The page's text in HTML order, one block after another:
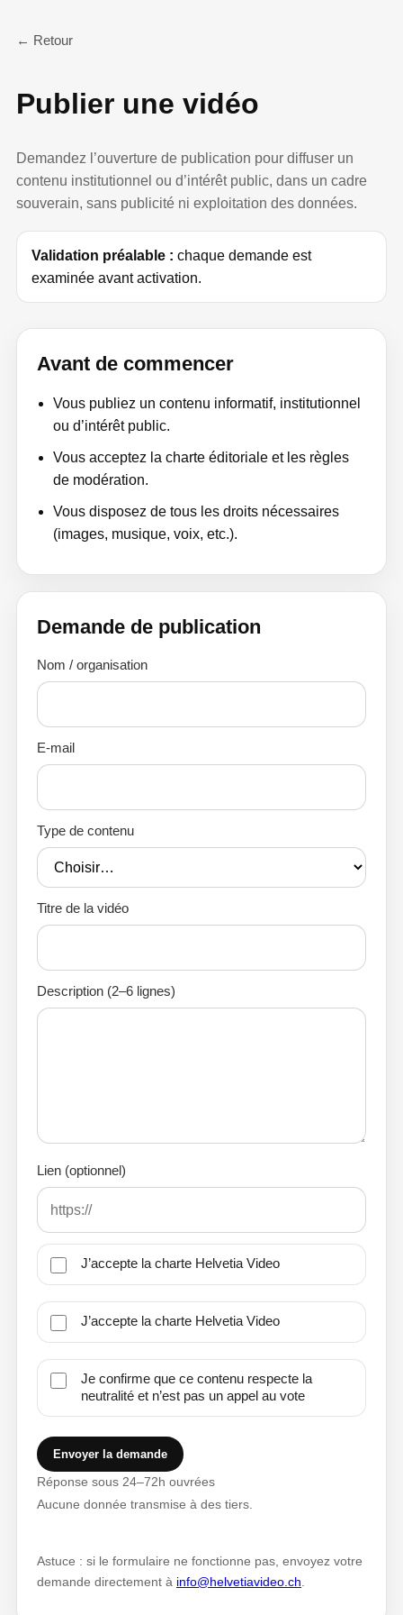
← Retour
Publier une vidéo
Demandez l’ouverture de publication pour diffuser un
contenu institutionnel ou d’intérêt public, dans un cadre
souverain, sans publicité ni exploitation des données.
Validation préalable : chaque demande est
examinée avant activation.
Avant de commencer
Vous publiez un contenu informatif, institutionnel
ou d’intérêt public.
Vous acceptez la charte éditoriale et les règles
de modération.
Vous disposez de tous les droits nécessaires
(images, musique, voix, etc.).
Demande de publication
Nom / organisation
E-mail
Type de contenu
Titre de la vidéo
Description (2–6 lignes)
Lien (optionnel)
J’accepte la charte Helvetia Video
J’accepte la charte Helvetia Video
Je confirme que ce contenu respecte la
neutralité et n’est pas un appel au vote
Envoyer la demande
Réponse sous 24–72h ouvrées
Aucune donnée transmise à des tiers.
Astuce : si le formulaire ne fonctionne pas, envoyez votre
demande directement à info@helvetiavideo.ch